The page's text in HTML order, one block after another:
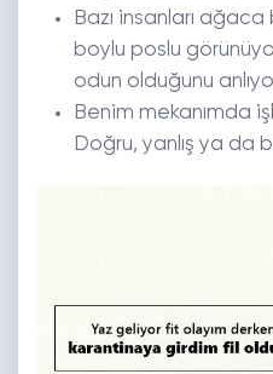
Bazı insanları
boylu poslu
odun olduğunu
Benim mekanımda
Doğru, yanlış ya da